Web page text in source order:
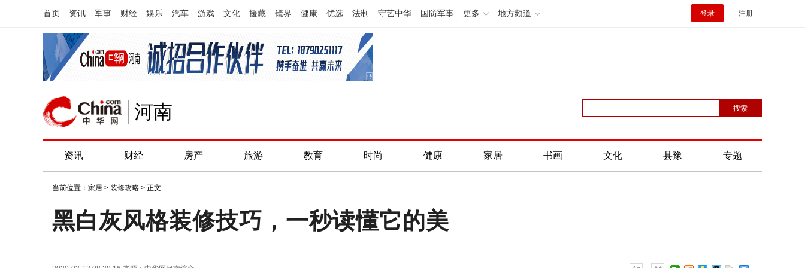
首页 资讯 军事 财经 娱乐 汽车 游戏 文化 援藏 镜界 健康 优选 法制 守艺中华 国防军事 更多 地方频道 登录 注册
河南
资讯 财经 房产 旅游 教育 时尚 健康 家居 书画 文化 县豫 专题
当前位置： 家居 > 装修攻略 > 正文
黑白灰风格装修技巧，一秒读懂它的美